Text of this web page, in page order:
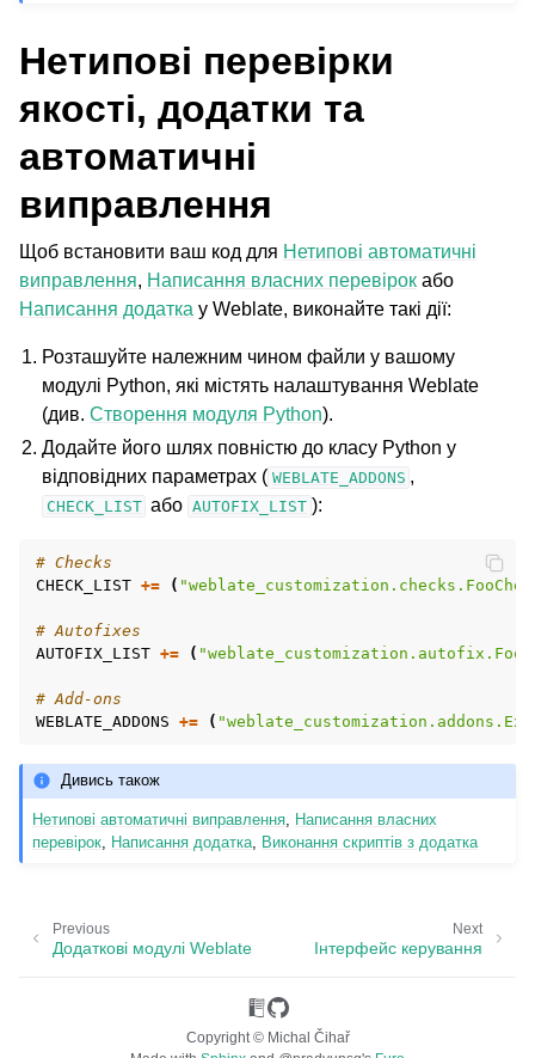
Нетипові перевірки
якості, додатки та
автоматичні
виправлення
Щоб встановити ваш код для Нетипові автоматичні
виправлення, Написання власних перевірок або
Написання додатка у Weblate, виконайте такі дії:
Розташуйте належним чином файли у вашому
модулі Python, які містять налаштування Weblate
(див.Створення модуля Python).
Додайте його шлях повністю до класу Python у
відповідних параметрах ( WEBLATE_ADDONS ,
CHECK_LIST або AUTOFIX_LIST ):
# Checks
CHECK_LIST += (
# Autofixes
AUTOFIX_LIST += (
# Add-ons
WEBLATE_ADDONS += (
Дивись також
Нетипові автоматичні виправлення Написання власних
перевірок Написання додатка Виконання скриптів з додатка
Next
Інтерфейс керування
Previous
Додаткові модулі Weblate
Copyright © Michal Čihař